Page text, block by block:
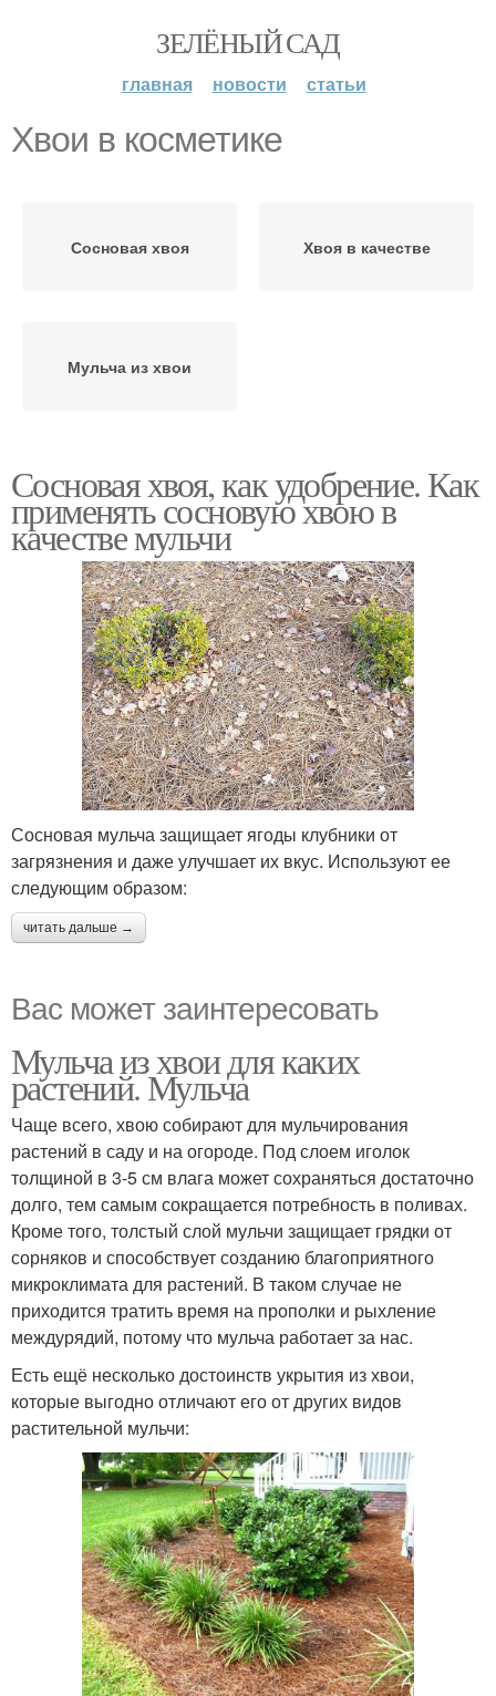
ЗЕЛЁНЫЙ САД
главная новости статьи
Хвои в косметике
Сосновая хвоя Хвоя в качестве
Мульча из хвои
Сосновая хвоя, как удобрение. Как
применять сосновую хвою в
качестве мульчи
Сосновая мульча защищает ягоды клубники от
загрязнения и даже улучшает их вкус. Используют ее
следующим образом:
читать дальше →
Вас может заинтересовать
Мульча из хвои для каких
растений. Мульча
Чаще всего, хвою собирают для мульчирования
растений в саду и на огороде. Под слоем иголок
толщиной в 3-5 см влага может сохраняться достаточно
долго, тем самым сокращается потребность в поливах.
Кроме того, толстый слой мульчи защищает грядки от
сорняков и способствует созданию благоприятного
микроклимата для растений. В таком случае не
приходится тратить время на прополки и рыхление
междурядий, потому что мульча работает за нас.
Есть ещё несколько достоинств укрытия из хвои,
которые выгодно отличают его от других видов
растительной мульчи: